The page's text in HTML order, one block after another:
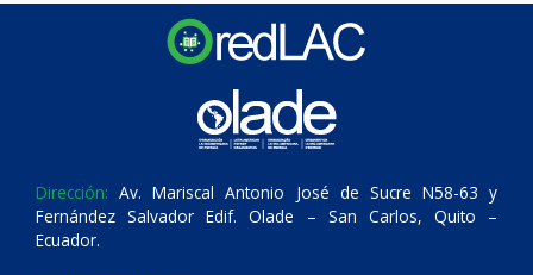
Dirección: Av. Mariscal Antonio José de Sucre N58-63 y
Fernández Salvador Edif. Olade – San Carlos, Quito –
Ecuador.